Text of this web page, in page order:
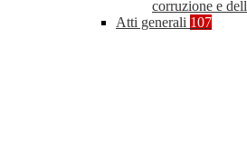
corruzione e
Atti generali 107